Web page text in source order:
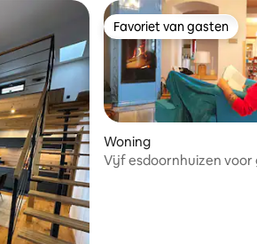
Favoriet van gasten
Favoriet van gasten
Woning
Vijf esdoornhuizen voor